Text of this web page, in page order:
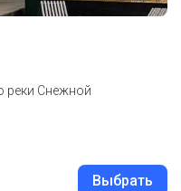
реки Снежной
Выбрать